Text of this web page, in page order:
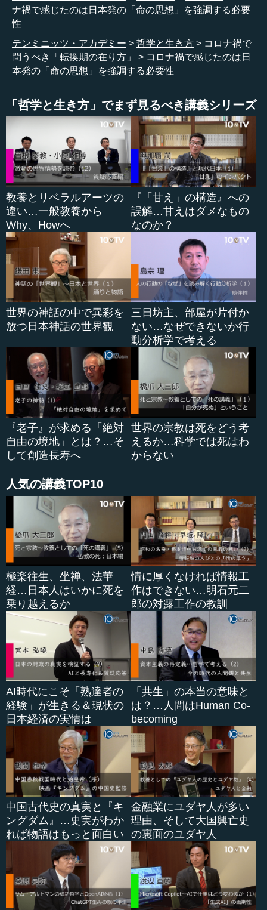
―― ことごとく仏なのですね。
田口 仏なのです。この世で命を持たないものはない、と
いうことです。粗略にあつかうことは命を奪うことに等し
いので、ひとつひとつのものを丁寧に扱わなければならな
●道元禅師の全てのことに丁寧に真心を込めて取り組
むという教え
田口 道元禅師は、「人間の生き方の最たるものは、一つ
ひとつを丁寧に真心込めてやることだ」といいました。つ
まり、修行として毎日を暮らすことが、非常に大切なので
す。われわれは命に取り囲まれて生きています。いつも命
の大切さを思わなければなりません。生きとし生けるもの
の世話係として人間がいる、という考え方を絶対に見失っ
てはいけないのです。
例えば、料理などでも、日本人は食材を無駄なく用い
て、全て食べています。無駄をなくすことを、「よくもち
いる」と東洋思想ではいいます。「よくもちいる」とは、
漢字で書くと「利用...
ナ禍で感じたのは日本発の「命の思想」を強調する必要
性
テンミニッツ・アカデミー
哲学と生き方
コロナ禍で
問うべき「転換期の在り方」
コロナ禍で感じたのは日
本発の「命の思想」を強調する必要性
「哲学と生き方」でまず見るべき講義シリーズ
教養とリベラルアーツの
違い…一般教養から
Why、Howへ
『「甘え」の構造』への
誤解…甘えはダメなもの
なのか？
世界の神話の中で異彩を
放つ日本神話の世界観
三日坊主、部屋が片付か
ない…なぜできないか行
動分析学で考える
『老子』が求める「絶対
自由の境地」とは？…そ
して創造長寿へ
世界の宗教は死をどう考
えるか…科学では死はわ
からない
人気の講義TOP10
極楽往生、坐禅、法華
経…日本人はいかに死を
乗り越えるか
情に厚くなければ情報工
作はできない…明石元二
郎の対露工作の教訓
AI時代にこそ「熟達者の
経験」が生きる＆現状の
日本経済の実情は
「共生」の本当の意味と
は？…人間はHuman Co-
becoming
中国古代史の真実と『キ
ングダム』…史実がわか
れば物語はもっと面白い
金融業にユダヤ人が多い
理由、そして大国興亡史
の裏面のユダヤ人